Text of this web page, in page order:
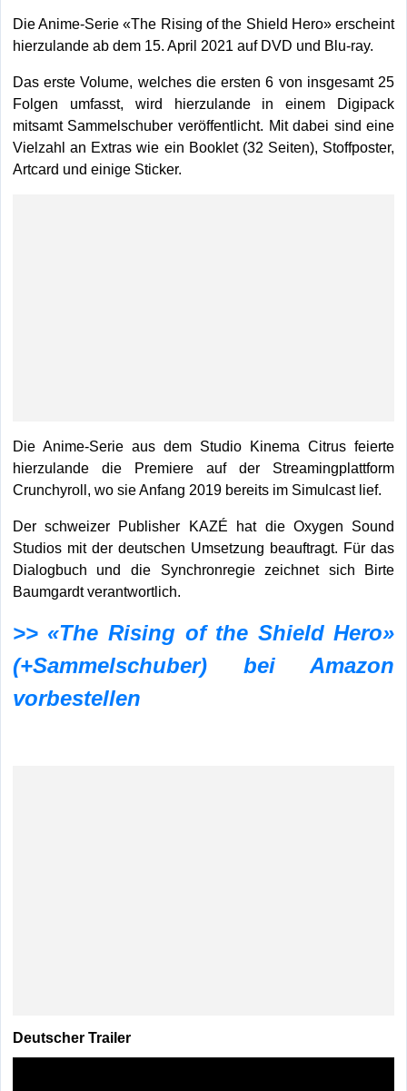
Die Anime-Serie «The Rising of the Shield Hero» erscheint
hierzulande ab dem 15. April 2021 auf DVD und Blu-ray.
Das erste Volume, welches die ersten 6 von insgesamt 25
Folgen umfasst, wird hierzulande in einem Digipack
mitsamt Sammelschuber veröffentlicht. Mit dabei sind eine
Vielzahl an Extras wie ein Booklet (32 Seiten), Stoffposter,
Artcard und einige Sticker.
Die Anime-Serie aus dem Studio Kinema Citrus feierte
hierzulande die Premiere auf der Streamingplattform
Crunchyroll, wo sie Anfang 2019 bereits im Simulcast lief.
Der schweizer Publisher KAZÉ hat die Oxygen Sound
Studios mit der deutschen Umsetzung beauftragt. Für das
Dialogbuch und die Synchronregie zeichnet sich Birte
Baumgardt verantwortlich.
>> «The Rising of the Shield Hero»
(+Sammelschuber) bei Amazon
vorbestellen
Deutscher Trailer